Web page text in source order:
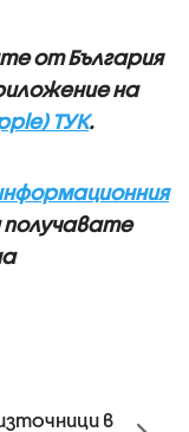
от България
на
ТУК.
получавате
в